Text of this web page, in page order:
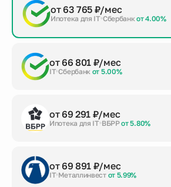
Ипотека для IT Сбербанкот 4.00%
от 63 765 ₽/мес
от 20%
первый взнос
до 30 лет
Заказать консультацию
IT Сбербанк от 5.00%
от 66 801 ₽/мес
от 20%
первый взнос
до 30 лет
Заказать консультацию
Ипотека для IT ВБРРот 5.80%
от 69 291 ₽/мес
от 20%
первый взнос
до 30 лет
Заказать консультацию
IT Металлинвест от 5.99%
от 69 891 ₽/мес